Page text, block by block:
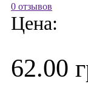
0 отзывов
Цена:
62.00